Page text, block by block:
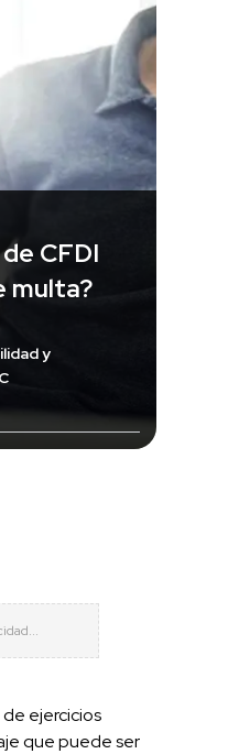
CFDI
multa?
y
ejercicios
que puede ser